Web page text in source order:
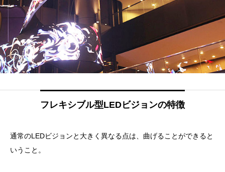
フレキシブル型LEDビジョンの特徴
通常のLEDビジョンと大きく異なる点は、 曲げることができると
いうこと。